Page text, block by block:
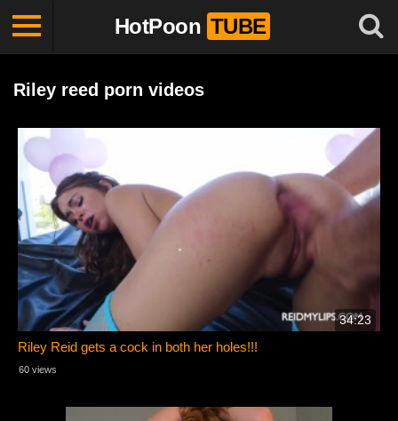
HotPoon TUBE
Riley reed porn videos
34:23
Riley Reid gets a cock in both her holes!!!
60 views